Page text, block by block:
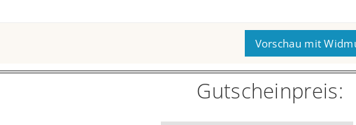
Vorschau mit
Gutscheinpreis: